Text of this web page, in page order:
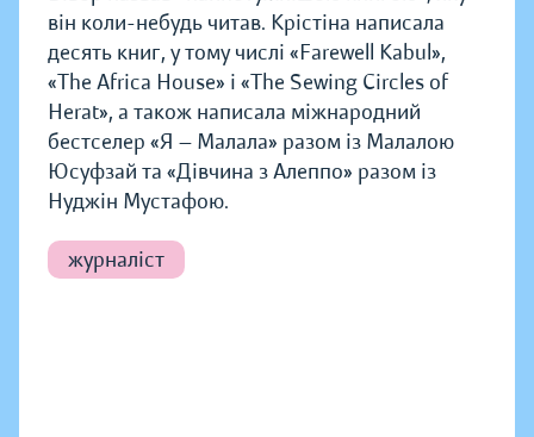
він коли-небудь читав. Крістіна написала
десять книг, у тому числі «Farewell Kabul»,
«The Africa House» і «The Sewing Circles of
Herat», а також написала міжнародний
бестселер «Я — Малала» разом із Малалою
Юсуфзай та «Дівчина з Алеппо» разом із
Нуджін Мустафою.
журналіст